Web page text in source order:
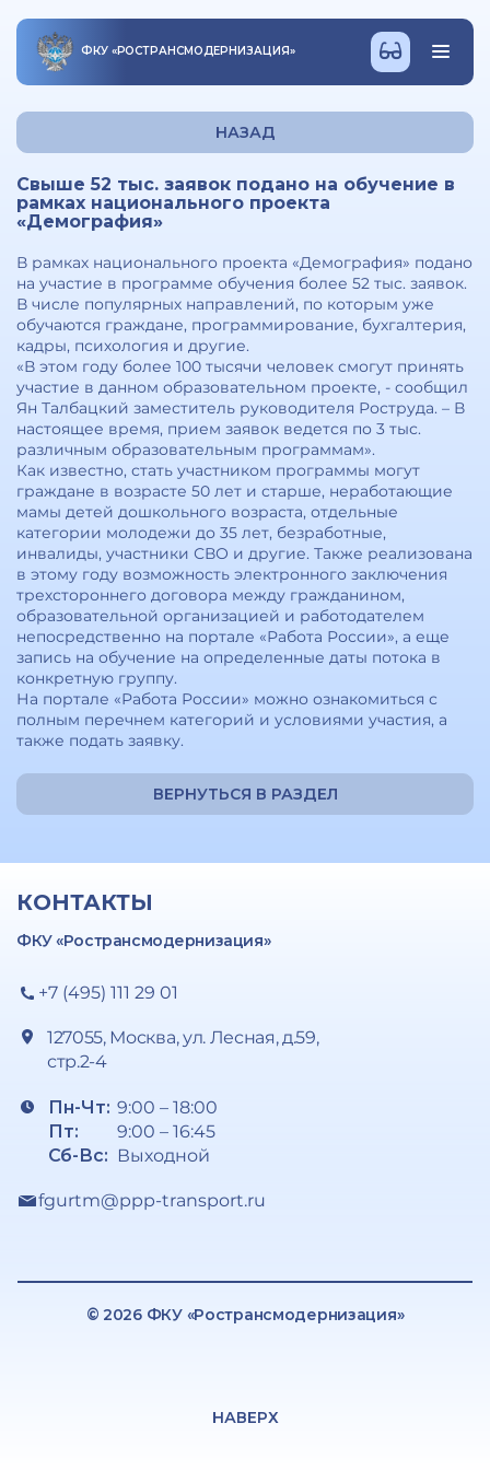
ФКУ «РОСТРАНСМОДЕРНИЗАЦИЯ»
НАЗАД
Свыше 52 тыс. заявок подано на обучение в
рамках национального проекта
«Демография»
В рамках национального проекта «Демография» подано
на участие в программе обучения более 52 тыс. заявок.
В числе популярных направлений, по которым уже
обучаются граждане, программирование, бухгалтерия,
кадры, психология и другие.
«В этом году более 100 тысячи человек смогут принять
участие в данном образовательном проекте, - сообщил
Ян Талбацкий заместитель руководителя Роструда. – В
настоящее время, прием заявок ведется по 3 тыс.
различным образовательным программам».
Как известно, стать участником программы могут
граждане в возрасте 50 лет и старше, неработающие
мамы детей дошкольного возраста, отдельные
категории молодежи до 35 лет, безработные,
инвалиды, участники СВО и другие. Также реализована
в этому году возможность электронного заключения
трехстороннего договора между гражданином,
образовательной организацией и работодателем
непосредственно на портале «Работа России», а еще
запись на обучение на определенные даты потока в
конкретную группу.
На портале «Работа России» можно ознакомиться с
полным перечнем категорий и условиями участия, а
также подать заявку.
ВЕРНУТЬСЯ В РАЗДЕЛ
КОНТАКТЫ
ФКУ «Ространсмодернизация»
+7 (495) 111 29 01
127055, Москва, ул. Лесная, д.59,
стр.2-4
Пн-Чт:
Пт:
Сб-Вс:
9:00 – 18:00
9:00 – 16:45
Выходной
fgurtm@ppp-transport.ru
© 2026 ФКУ «Ространсмодернизация»
НАВЕРХ